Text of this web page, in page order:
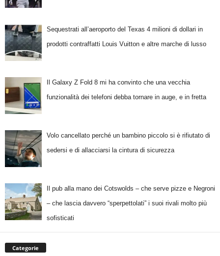
Sequestrati all’aeroporto del Texas 4 milioni di dollari in
prodotti contraffatti Louis Vuitton e altre marche di lusso
Il Galaxy Z Fold 8 mi ha convinto che una vecchia
funzionalità dei telefoni debba tornare in auge, e in fretta
Volo cancellato perché un bambino piccolo si è rifiutato di
sedersi e di allacciarsi la cintura di sicurezza
Il pub alla mano dei Cotswolds – che serve pizze e Negroni
– che lascia davvero “sperpettolati” i suoi rivali molto più
sofisticati
Categorie